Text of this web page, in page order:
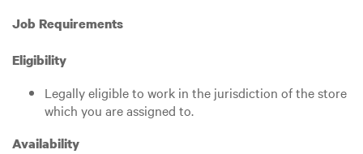
Job Requirements
Eligibility
Legally eligible to work in the jurisdiction of the store
which you are assigned to.
Availability